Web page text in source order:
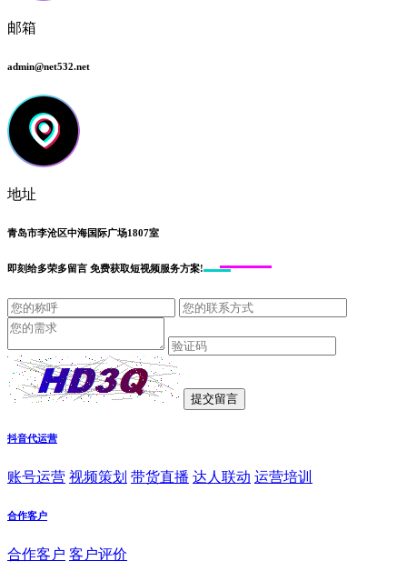
邮箱
admin@net532.net
地址
青岛市李沧区中海国际广场1807室
即刻给多荣多留言 免费获取短视频服务方案!
抖音代运营
账号运营 视频策划 带货直播 达人联动 运营培训
合作客户
合作客户 客户评价